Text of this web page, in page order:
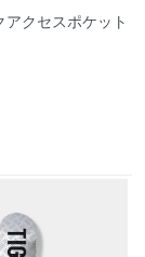
クセスポケット